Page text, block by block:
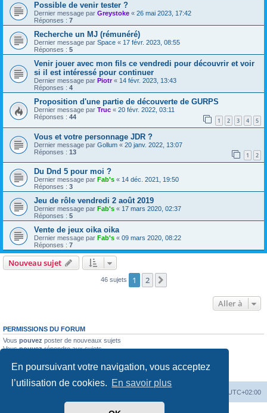
En poursuivant votre navigation, vous acceptez
l’utilisation de cookies. En savoir plus
Possible de venir tester ?
Dernier message par Greystoke « 26 mai 2023, 17:42
Réponses : 7
Recherche un MJ (rémunéré)
Dernier message par Space « 17 févr. 2023, 08:55
Réponses : 5
Venir jouer avec mon fils ce vendredi pour découvrir et voir
si il est intéressé pour continuer
Dernier message par Piotr« 14 févr. 2023, 13:43
Réponses : 4
Proposition d'une partie de découverte de GURPS
Dernier message par Truc « 20 févr. 2022, 03:11
Réponses : 44 1 2 3 4 5
Vous et votre personnage JDR ?
Dernier message par Gollum « 20 janv. 2022, 13:07
Réponses : 13 1 2
Du Dnd 5 pour moi ?
Dernier message par Fab's « 14 déc. 2021, 19:50
Réponses : 3
Jeu de rôle vendredi 2 août 2019
Dernier message par Fab's « 17 mars 2020, 02:37
Réponses : 5
Vente de jeux oika oika
Dernier message par Fab's « 09 mars 2020, 08:22
Réponses : 7
Nouveau sujet
46 sujets 1 2
Aller à
PERMISSIONS DU FORUM
Vous pouvez poster de nouveaux sujets
Vouspouvezrépondre aux sujets
Vousne pouvez passupprimer vos messages
ne pouvez pas joindre des fichiers
UTC+02:00